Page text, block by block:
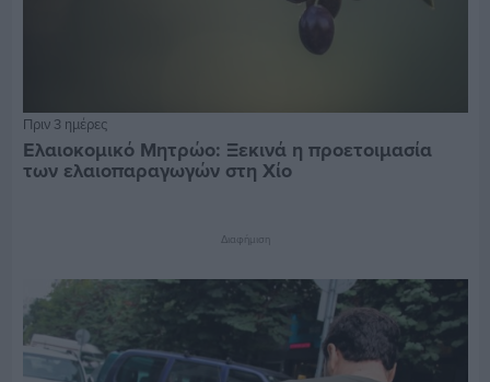
Πριν 3 ημέρες
Ελαιοκομικό Μητρώο: Ξεκινά η προετοιμασία
των ελαιοπαραγωγών στη Χίο
Διαφήμιση